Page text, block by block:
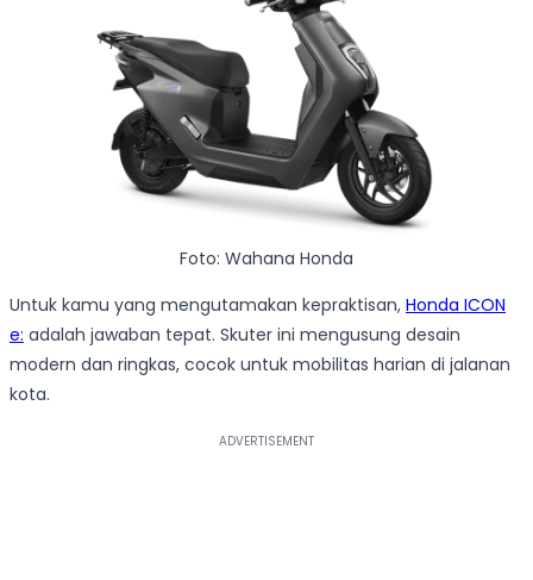
Foto: Wahana Honda
Untuk kamu yang mengutamakan kepraktisan, Honda ICON
e: adalah jawaban tepat. Skuter ini mengusung desain
modern dan ringkas, cocok untuk mobilitas harian di jalanan
kota.